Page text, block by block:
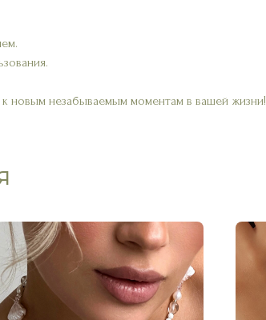
новым незабываемым моментам в вашей жизни!